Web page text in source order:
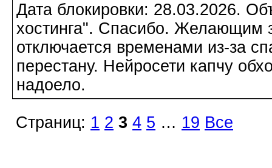
Дата блокировки: 28.03.2026.
хостинга". Спасибо. Желающим
отключается временами из-за
перестану. Нейросети капчу
надоело.
Страниц: 1 2 3 4 5 … 19 Все